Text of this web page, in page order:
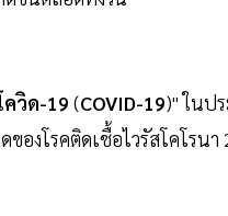
ควิด-19 (COVID-19)" ในป
งโรคติดเชื้อไวรัสโคโรน